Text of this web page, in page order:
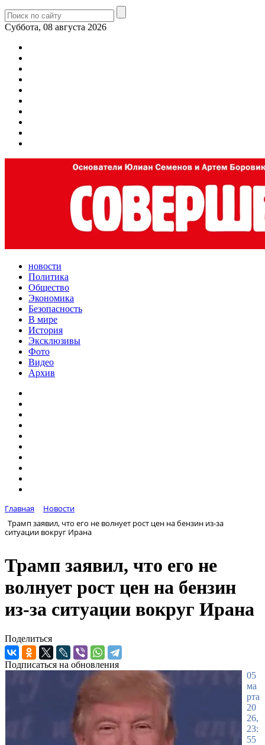
Суббота, 08 августа 2026
новости
Политика
Общество
Экономика
Безопасность
В мире
История
Эксклюзивы
Фото
Видео
Архив
Главная
Новости
Трамп заявил, что его не волнует рост цен на бензин из-за
ситуации вокруг Ирана
Трамп заявил, что его не
волнует рост цен на бензин
из-за ситуации вокруг Ирана
Поделиться
Подписаться на обновления
05
ма
рта
20
26,
23:
55